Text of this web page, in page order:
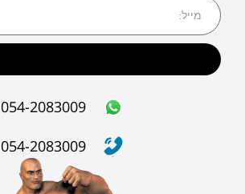
054-2083009
054-2083009